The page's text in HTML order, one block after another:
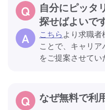
自分にピッタ
探せばよいで
こちらより求職者
ことで、キャリ
をご提案させてい
なぜ無料で利